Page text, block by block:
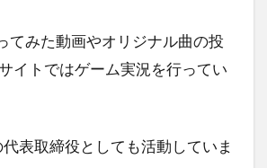
てみた動画やオリジナル曲の投
イトではゲーム実況を行ってい
代表取締役としても活動していま